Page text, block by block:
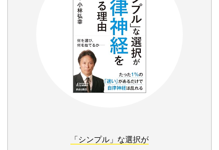
「シンプル」な選択が